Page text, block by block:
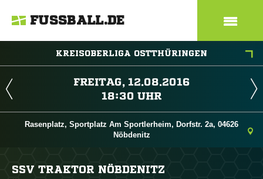
FUSSBALL.DE
KREISOBERLIGA OSTTHÜRINGEN
 
 
Rasenplatz, Sportplatz Am Sportlerheim, Dorfstr. 2a, 04626
Nöbdenitz
SSV TRAKTOR NÖBDENITZ